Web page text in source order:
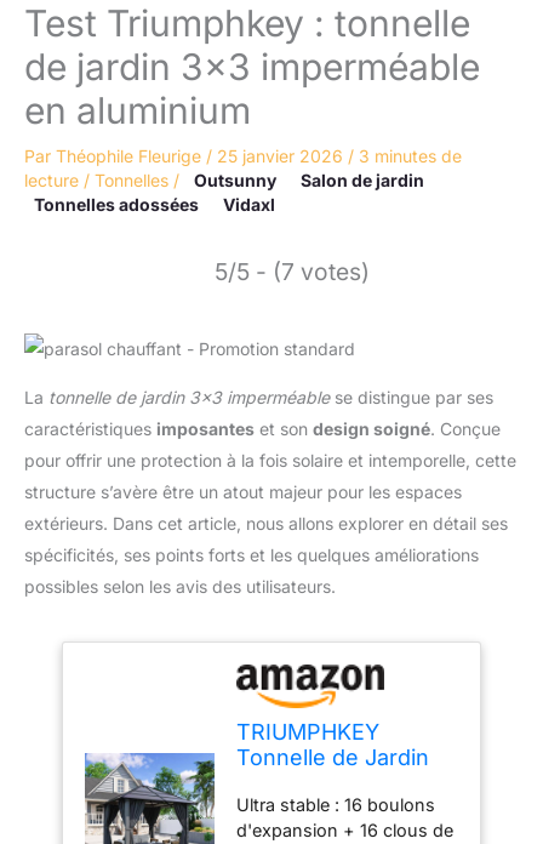
Test Triumphkey : tonnelle
de jardin 3×3 imperméable
en aluminium
Par Théophile Fleurige / 25 janvier 2026 / 3 minutes de
lecture / Tonnelles / Outsunny
Salon de jardin
Tonnelles adossées
Vidaxl
5/5 - (7 votes)
La tonnelle de jardin 3×3 imperméablese distingue par ses
caractéristiques imposantes et son design soigné. Conçue
pour offrir une protection à la fois solaire et intemporelle, cette
structure s’avère être un atout majeur pour les espaces
extérieurs. Dans cet article, nous allons explorer en détail ses
spécificités, ses points forts et les quelques améliorations
possibles selon les avis des utilisateurs.
TRIUMPHKEY
Tonnelle de Jardin
Imperméable,Gazebo
de Impermeable
Ultra stable : 16 boulons
d'expansion + 16 clous de